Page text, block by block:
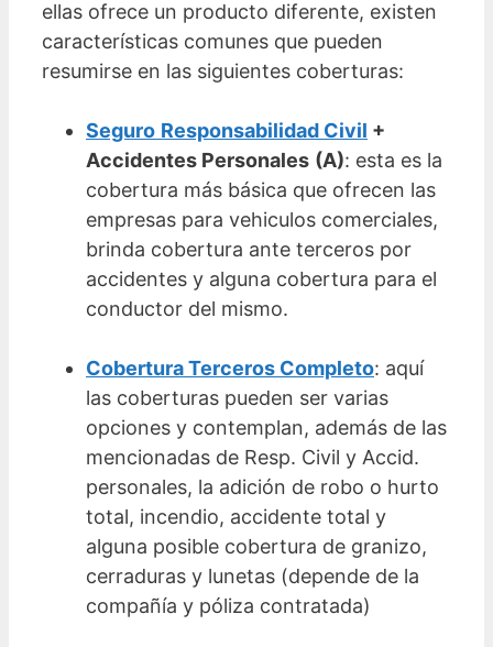
ellas ofrece un producto diferente, existen
características comunes que pueden
resumirse en las siguientes coberturas:
Seguro Responsabilidad Civil +
Accidentes Personales (A): esta es la
cobertura más básica que ofrecen las
empresas para vehiculos comerciales,
brinda cobertura ante terceros por
accidentes y alguna cobertura para el
conductor del mismo.
Cobertura Terceros Completo: aquí
las coberturas pueden ser varias
opciones y contemplan, además de las
mencionadas de Resp. Civil y Accid.
personales, la adición de robo o hurto
total, incendio, accidente total y
alguna posible cobertura de granizo,
cerraduras y lunetas (depende de la
compañía y póliza contratada)